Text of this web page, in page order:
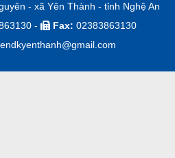
- xã Yên Thành - tỉnh Nghệ An
- Fax: 02383863130